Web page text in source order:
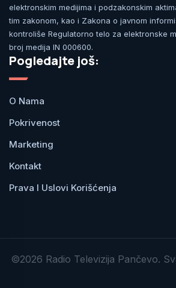
elektronskim medijima i podzakonskim
tim zakonom, kao i Zakona o javnom
kontroliše Regulatorno telo za elektronske
broj medija IN 000600.
Pogledajte još:
O Nama
Pokrivenost
Marketing
Kontakt
Prava I Uslovi Korišćenja
©2026 Radio Televizija Pančevo.